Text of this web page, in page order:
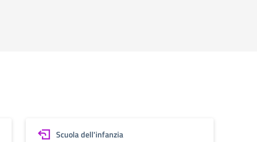
Scuola dell'infanzia